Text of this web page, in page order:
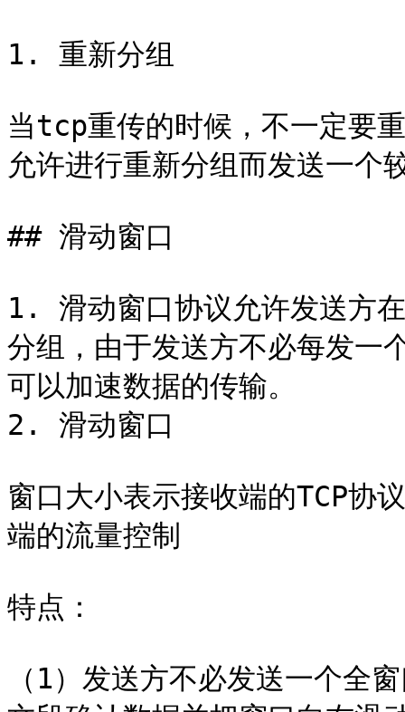
1. 重新分组
当tcp重传的时候，不一定要
允许进行重新分组而发送一个
## 滑动窗口
1. 滑动窗口协议允许发送方
分组，由于发送方不必每发一
可以加速数据的传输。
2. 滑动窗口
窗口大小表示接收端的TCP协
端的流量控制
特点：
（1）发送方不必发送一个全